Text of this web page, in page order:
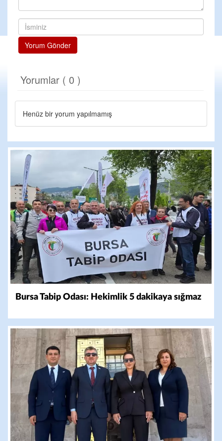
Yorum Gönder
Yorumlar ( 0 )
Henüz bir yorum yapılmamış
Bursa Tabip Odası: Hekimlik 5 dakikaya sığmaz